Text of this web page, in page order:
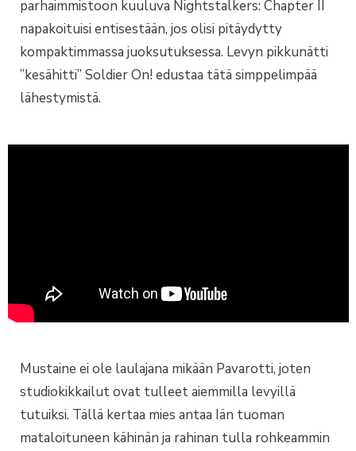
parhaimmistoon kuuluva Nightstalkers: Chapter II
napakoituisi entisestään, jos olisi pitäydytty
kompaktimmassa juoksutuksessa. Levyn pikkunätti
”kesähitti” Soldier On! edustaa tätä simppelimpää
lähestymistä.
Mustaine ei ole laulajana mikään Pavarotti, joten
studiokikkailut ovat tulleet aiemmilla levyillä
tutuiksi. Tällä kertaa mies antaa Iän tuoman
mataloituneen kähinän ja rahinan tulla rohkeammin